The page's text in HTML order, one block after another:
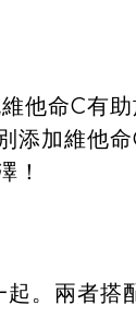
他命C有
添加維他
！
。兩者搭